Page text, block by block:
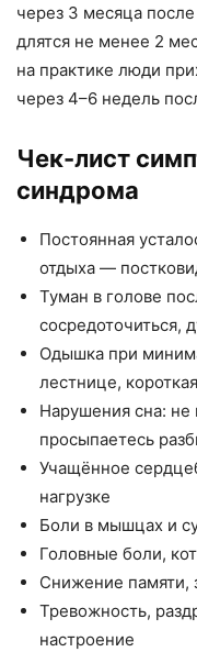
через 3 месяца
длятся не менее 2
на практике люди
через 4–6 недель
Чек-лист
синдрома
Постоянная
отдыха —
Туман в голове
сосредоточиться,
Одышка при
лестнице,
Нарушения сна: не
просыпаетесь
Учащённое
нагрузке
Боли в мышцах и
Головные боли,
Снижение памяти,
Тревожность,
настроение